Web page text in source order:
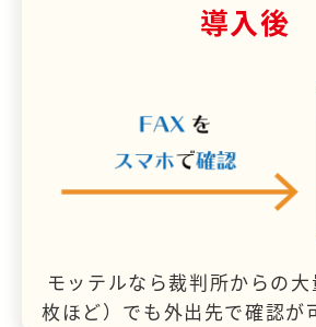
導入後
モッテルなら裁判所からの
枚ほど）でも外出先で確認が